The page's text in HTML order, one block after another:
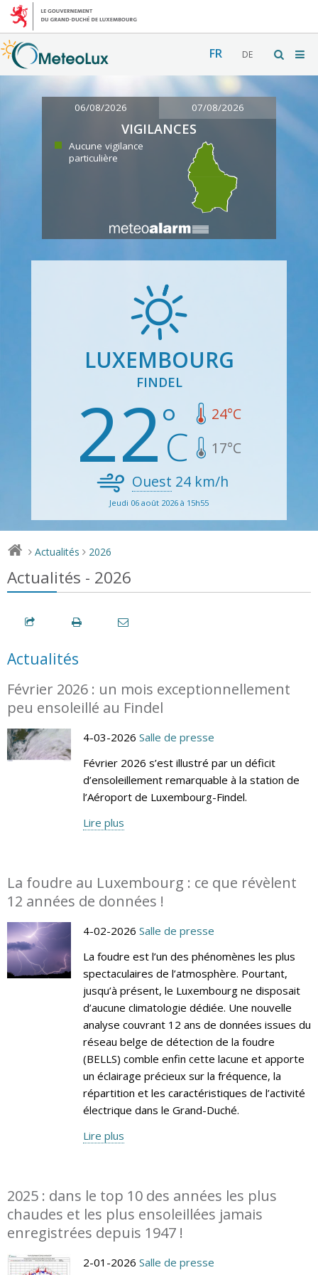
FR DE
06/08/2026 07/08/2026
VIGILANCES
Aucune vigilance
particulière
LUXEMBOURG
FINDEL
22 24°C
17°C
Ouest 24 km/h
Jeudi 06 août 2026 à 15h55
> Actualités > 2026
Actualités - 2026
Actualités
Février 2026 : un mois exceptionnellement
peu ensoleillé au Findel
4-03-2026 Salle de presse
Février 2026 s’est illustré par un déficit
d’ensoleillement remarquable à la station de
l’Aéroport de Luxembourg-Findel.
Lire plus
La foudre au Luxembourg : ce que révèlent
12 années de données !
4-02-2026 Salle de presse
La foudre est l’un des phénomènes les plus
spectaculaires de l’atmosphère. Pourtant,
jusqu’à présent, le Luxembourg ne disposait
d’aucune climatologie dédiée. Une nouvelle
analyse couvrant 12 ans de données issues du
réseau belge de détection de la foudre
(BELLS) comble enfin cette lacune et apporte
un éclairage précieux sur la fréquence, la
répartition et les caractéristiques de l’activité
électrique dans le Grand-Duché.
Lire plus
2025 : dans le top 10 des années les plus
chaudes et les plus ensoleillées jamais
enregistrées depuis 1947 !
2-01-2026 Salle de presse